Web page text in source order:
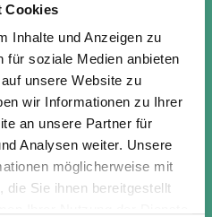
Cookies
Inhalte und Anzeigen zu
für soziale Medien anbieten
unsere Website zu
wir Informationen zu Ihrer
an unsere Partner für
Analysen weiter. Unsere
möglicherweise mit
die Sie ihnen bereitgestellt
Artikel